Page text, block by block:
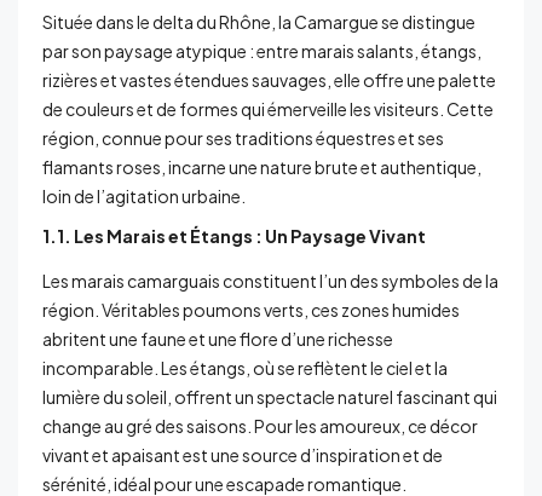
Située dans le delta du Rhône, la Camargue se distingue
par son paysage atypique : entre marais salants, étangs,
rizières et vastes étendues sauvages, elle offre une palette
de couleurs et de formes qui émerveille les visiteurs. Cette
région, connue pour ses traditions équestres et ses
flamants roses, incarne une nature brute et authentique,
loin de l’agitation urbaine.
1.1. Les Marais et Étangs : Un Paysage Vivant
Les marais camarguais constituent l’un des symboles de la
région. Véritables poumons verts, ces zones humides
abritent une faune et une flore d’une richesse
incomparable. Les étangs, où se reflètent le ciel et la
lumière du soleil, offrent un spectacle naturel fascinant qui
change au gré des saisons. Pour les amoureux, ce décor
vivant et apaisant est une source d’inspiration et de
sérénité, idéal pour une escapade romantique.